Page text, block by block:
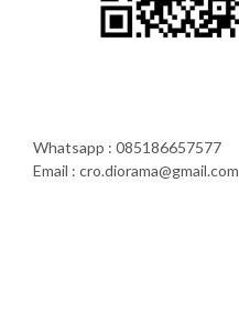
Whatsapp : 085186657577
Email : cro.diorama@gmail.com